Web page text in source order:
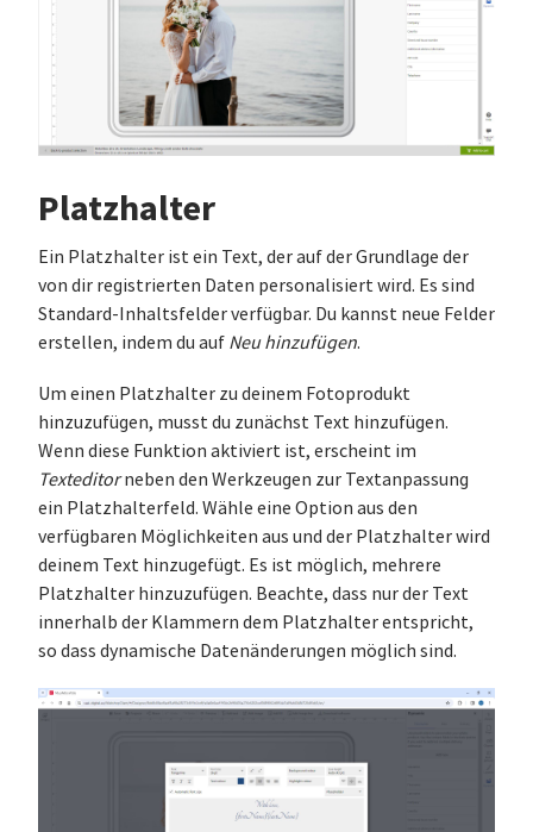
Platzhalter
Ein Platzhalter ist ein Text, der auf der Grundlage der
von dir registrierten Daten personalisiert wird. Es sind
Standard-Inhaltsfelder verfügbar. Du kannst neue Felder
erstellen, indem du auf Neu hinzufügen.
Um einen Platzhalter zu deinem Fotoprodukt
hinzuzufügen, musst du zunächst Text hinzufügen.
Wenn diese Funktion aktiviert ist, erscheint im
Texteditorneben den Werkzeugen zur Textanpassung
ein Platzhalterfeld. Wähle eine Option aus den
verfügbaren Möglichkeiten aus und der Platzhalter wird
deinem Text hinzugefügt. Es ist möglich, mehrere
Platzhalter hinzuzufügen. Beachte, dass nur der Text
innerhalb der Klammern dem Platzhalter entspricht,
so dass dynamische Datenänderungen möglich sind.